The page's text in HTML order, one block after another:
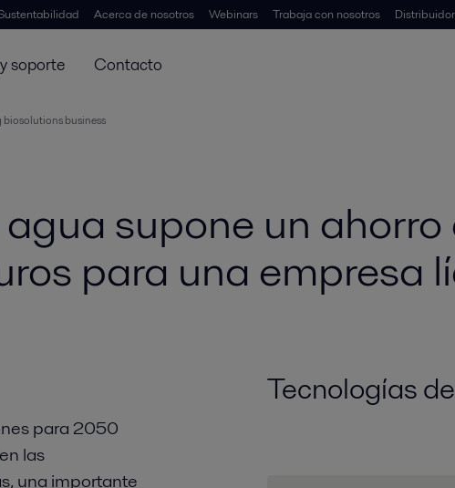
Acerca de nosotros Webinars Trabaja con nosotros
soporte Contacto
business
supone un ahorro
para una empresa
para 2050
las
una importante
Tecnologías